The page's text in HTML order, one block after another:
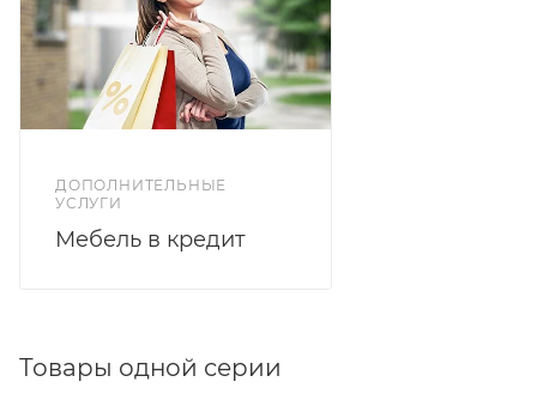
Спанбонд
Высокотехнологичная пена Forplit Eco 15 мм
Высокотехнологичная пена Forplit Eco придает
матрасу упругость и жесткость выше среднего.
ДОПОЛНИТЕЛЬНЫЕ
УСЛУГИ
Мебель в кредит
Товары одной серии